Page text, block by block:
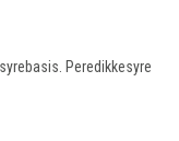
Peredikkesyre